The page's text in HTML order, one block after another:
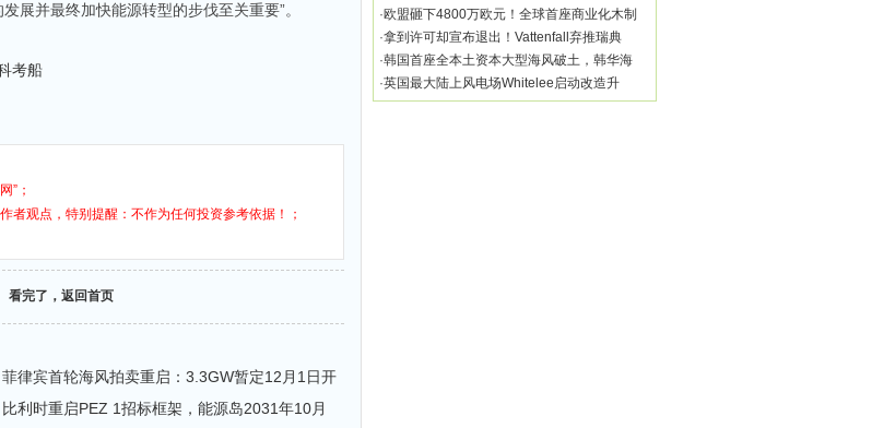
展并最终加快能源转型的步伐至关重要”。
考船
”；
观点，特别提醒：不作为任何投资参考依据！；
看完了，返回首页
菲律宾首轮海风拍卖重启：3.3GW暂定12月1日开
比利时重启PEZ 1招标框架，能源岛2031年10月
·欧盟砸下4800万欧元！全球首座商业化木制
·拿到许可却宣布退出！Vattenfall弃推瑞典
·韩国首座全本土资本大型海风破土，韩华海
·英国最大陆上风电场Whitelee启动改造升